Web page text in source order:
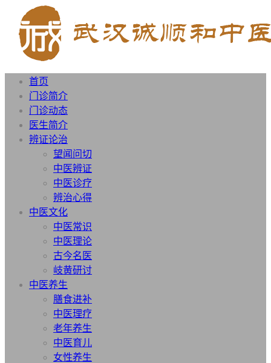
首页
门诊简介
门诊动态
医生简介
辨证论治
望闻问切
中医辨证
中医诊疗
辨治心得
中医文化
中医常识
中医理论
古今名医
岐黄研讨
中医养生
膳食进补
中医理疗
老年养生
中医育儿
女性养生